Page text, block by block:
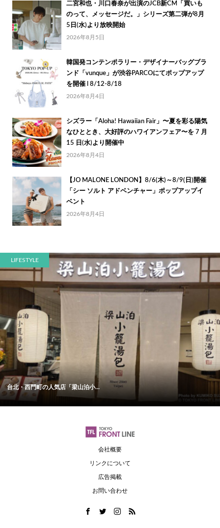
二宮和也・川口春奈が出演のJCB新CM「買いも
のって、メッセージだ。」シリーズ第二弾が8月
5日(水)より放映開始
2026年8月5日
韓国発コンテンポラリー・デザイナーバッグブラ
ンド「vunque」が渋谷PARCOにてポップアップ
を開催 l 8/12-8/18
2026年8月4日
シズラー「Aloha! Hawaiian Fair」〜夏を彩る陽気
なひととき、大好評のハワイアンフェア〜を 7 月
15 日(水)より開催中
2026年8月4日
【JO MALONE LONDON】8/6(木)～8/9(日)開催
「シー ソルト アドベンチャー」ポップアップイ
ベント
2026年8月4日
LIFESTYLE
台北・西門町の人気店「梁山泊小...
会社概要
リンクについて
広告掲載
お問い合わせ